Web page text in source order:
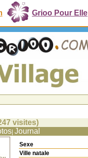
Grioo Pour Elle
visites)
Journal
Sexe
Ville natale